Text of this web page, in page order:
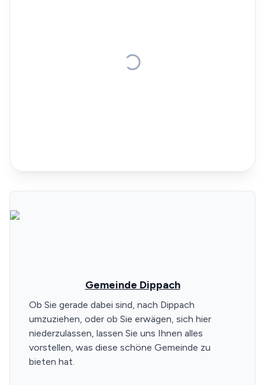
Gemeinde Dippach
Ob Sie gerade dabei sind, nach Dippach
umzuziehen, oder ob Sie erwägen, sich hier
niederzulassen, lassen Sie uns Ihnen alles
vorstellen, was diese schöne Gemeinde zu
bieten hat.